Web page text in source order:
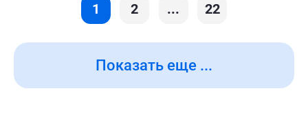
Показать еще ...
1 2 ... 22